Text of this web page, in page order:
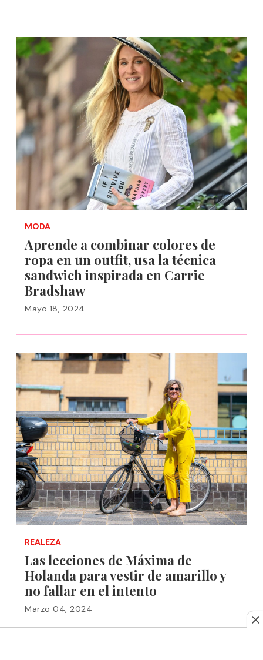
MODA
Aprende a combinar colores de
ropa en un outfit, usa la técnica
sandwich inspirada en Carrie
Bradshaw
Mayo 18, 2024
REALEZA
Las lecciones de Máxima de
Holanda para vestir de amarillo y
no fallar en el intento
Marzo 04, 2024